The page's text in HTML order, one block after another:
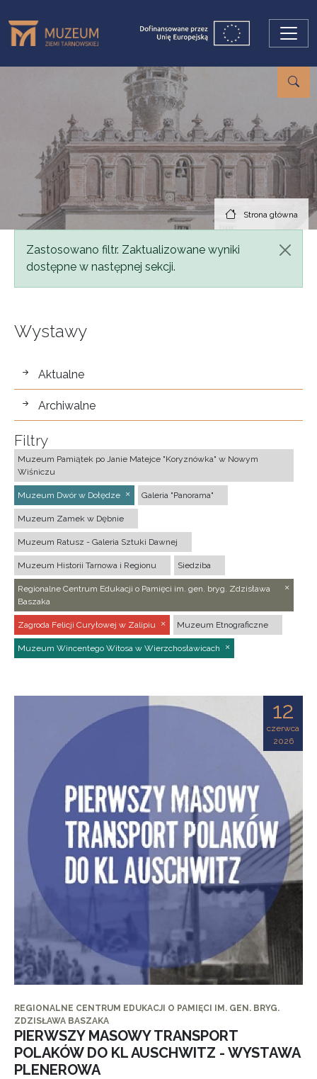
Strona główna
Komunikat
Zastosowano filtr. Zaktualizowane wyniki
dostępne w następnej sekcji.
Wystawy
wystawy
Aktualne
Archiwalne
Filtry
Muzeum Pamiątek po Janie Matejce "Koryznówka" w Nowym
Wiśniczu
Muzeum Dwór w Dołędze Galeria "Panorama"
Muzeum Zamek w Dębnie
Muzeum Ratusz - Galeria Sztuki Dawnej
Muzeum Historii Tarnowa i Regionu Siedziba
Regionalne Centrum Edukacji o Pamięci im. gen. bryg. Zdzisława
Baszaka
Zagroda Felicji Curyłowej w Zalipiu Muzeum Etnograficzne
Muzeum Wincentego Witosa w Wierzchosławicach
12
czerwca
2026
REGIONALNE CENTRUM EDUKACJI O PAMIĘCI IM. GEN. BRYG.
ZDZISŁAWA BASZAKA
PIERWSZY MASOWY TRANSPORT
POLAKÓW DO KL AUSCHWITZ - WYSTAWA
PLENEROWA